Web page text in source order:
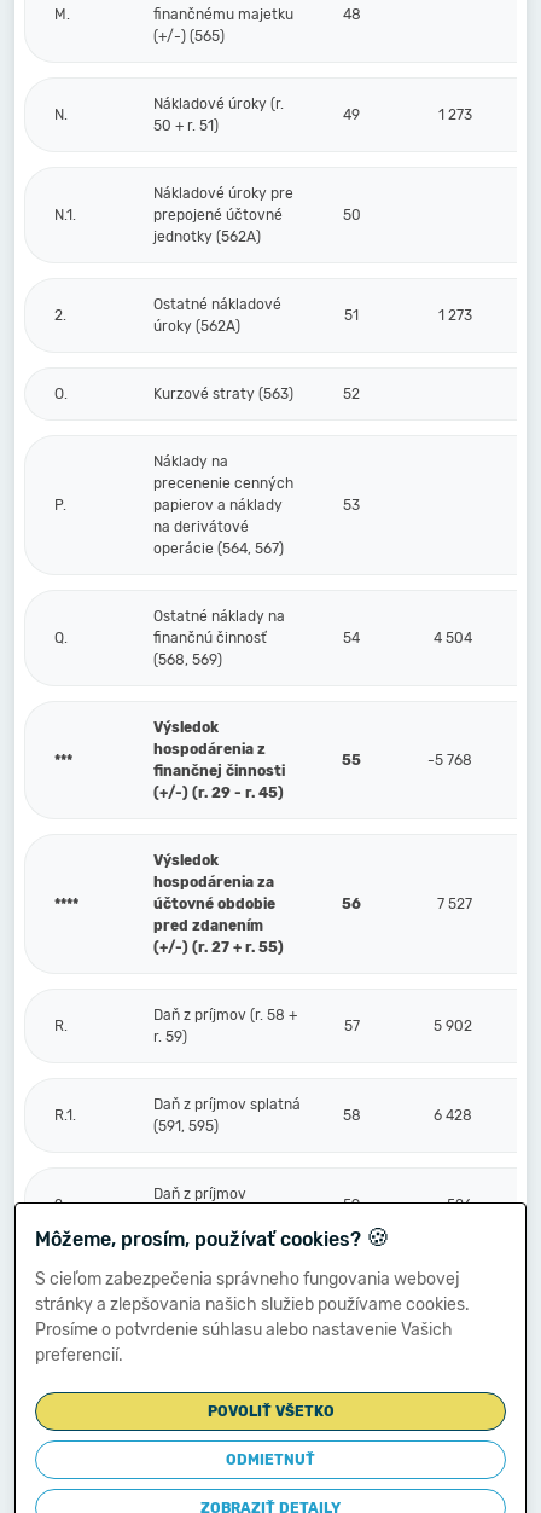
M.
finančnému majetku
(+/-) (565)
48
N.
Nákladové úroky (r.
50 + r. 51)
49 1 273
N.1.
Nákladové úroky pre
prepojené účtovné
jednotky (562A)
50
2.
Ostatné nákladové
úroky (562A)
51 1 273
O. Kurzové straty (563) 52
P.
Náklady na
precenenie cenných
papierov a náklady
na derivátové
operácie (564, 567)
53
Q.
Ostatné náklady na
finančnú činnosť
(568, 569)
54 4 504
***
Výsledok
hospodárenia z
finančnej činnosti
(+/-) (r. 29 - r. 45)
55 -5 768
****
Výsledok
hospodárenia za
účtovné obdobie
pred zdanením
(+/-) (r. 27 + r. 55)
56 7 527
R.
Daň z príjmov (r. 58 +
r. 59)
57 5 902
R.1.
Daň z príjmov splatná
(591, 595)
58 6 428
2.
Daň z príjmov
59 -526
S.
Prevod podielov na
výsledku
hospodárenia
60
****
Výsledok
hospodárenia za
účtovné obdobie po
zdanení (+/-) (r. 56
61 1 625
Môžeme, prosím, používať cookies? 🍪
S cieľom zabezpečenia správneho fungovania webovej
stránky a zlepšovania našich služieb používame cookies.
Prosíme o potvrdenie súhlasu alebo nastavenie Vašich
preferencií.
POVOLIŤ VŠETKO
ODMIETNUŤ
ZOBRAZIŤ DETAILY